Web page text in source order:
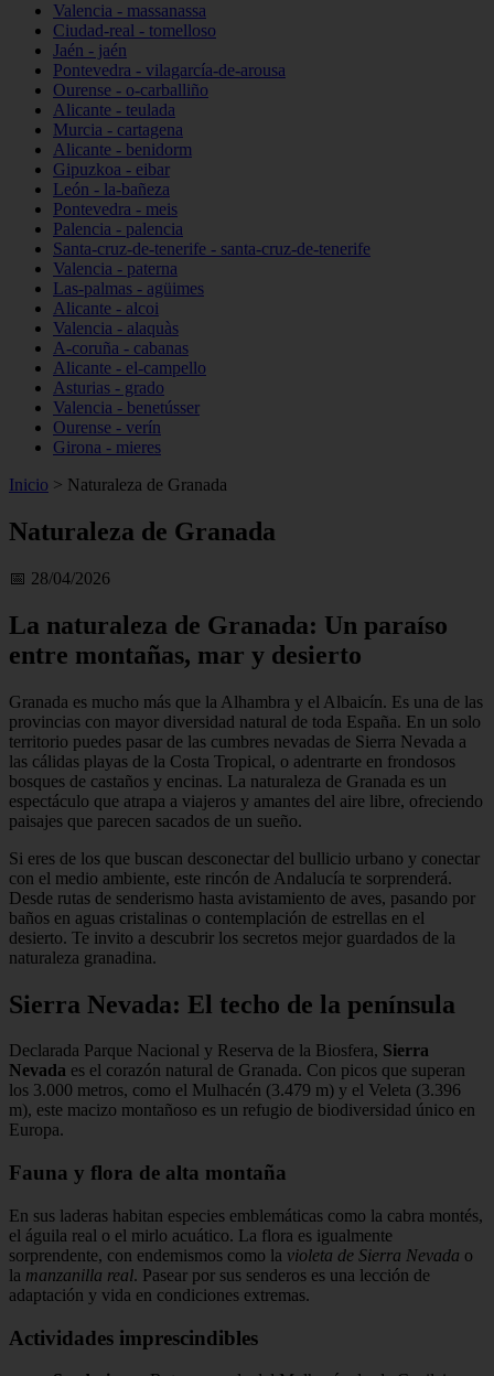
Valencia - massanassa
Ciudad-real - tomelloso
Jaén - jaén
Pontevedra - vilagarcía-de-arousa
Ourense - o-carballiño
Alicante - teulada
Murcia - cartagena
Alicante - benidorm
Gipuzkoa - eibar
León - la-bañeza
Pontevedra - meis
Palencia - palencia
Santa-cruz-de-tenerife - santa-cruz-de-tenerife
Valencia - paterna
Las-palmas - agüimes
Alicante - alcoi
Valencia - alaquàs
A-coruña - cabanas
Alicante - el-campello
Asturias - grado
Valencia - benetússer
Ourense - verín
Girona - mieres
Inicio > Naturaleza de Granada
Naturaleza de Granada
📅 28/04/2026
La naturaleza de Granada: Un paraíso
entre montañas, mar y desierto
Granada es mucho más que la Alhambra y el Albaicín. Es una de las
provincias con mayor diversidad natural de toda España. En un solo
territorio puedes pasar de las cumbres nevadas de Sierra Nevada a
las cálidas playas de la Costa Tropical, o adentrarte en frondosos
bosques de castaños y encinas. La naturaleza de Granada es un
espectáculo que atrapa a viajeros y amantes del aire libre, ofreciendo
paisajes que parecen sacados de un sueño.
Si eres de los que buscan desconectar del bullicio urbano y conectar
con el medio ambiente, este rincón de Andalucía te sorprenderá.
Desde rutas de senderismo hasta avistamiento de aves, pasando por
baños en aguas cristalinas o contemplación de estrellas en el
desierto. Te invito a descubrir los secretos mejor guardados de la
naturaleza granadina.
Sierra Nevada: El techo de la península
Declarada Parque Nacional y Reserva de la Biosfera, Sierra
Nevada es el corazón natural de Granada. Con picos que superan
los 3.000 metros, como el Mulhacén (3.479 m) y el Veleta (3.396
m), este macizo montañoso es un refugio de biodiversidad único en
Europa.
Fauna y flora de alta montaña
En sus laderas habitan especies emblemáticas como la cabra montés,
el águila real o el mirlo acuático. La flora es igualmente
sorprendente, con endemismos como la violeta de Sierra Nevada o
la manzanilla real. Pasear por sus senderos es una lección de
adaptación y vida en condiciones extremas.
Actividades imprescindibles